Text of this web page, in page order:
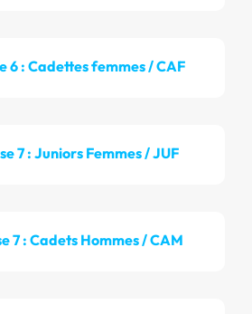
6 : Cadettes femmes / CAF
7 : Juniors Femmes / JUF
7 : Cadets Hommes / CAM